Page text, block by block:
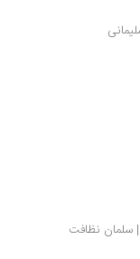
پیرامون و کسی نمی‌داند در کدام زمین می‌میرد | سلمان نظافت